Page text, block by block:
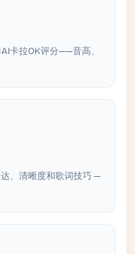
卡拉OK评分——音高、
、清晰度和歌词技巧 —